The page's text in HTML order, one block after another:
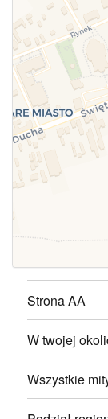
Strona AA
W twojej
Wszystkie